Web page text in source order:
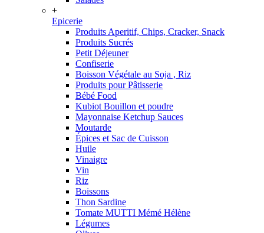
+
Epicerie
Produits Aperitif, Chips, Cracker, Snack
Produits Sucrés
Petit Déjeuner
Confiserie
Boisson Végétale au Soja , Riz
Produits pour Pâtisserie
Bébé Food
Kubiot Bouillon et poudre
Mayonnaise Ketchup Sauces
Moutarde
Épices et Sac de Cuisson
Huile
Vinaigre
Vin
Riz
Boissons
Thon Sardine
Tomate MUTTI Mémé Hélène
Légumes